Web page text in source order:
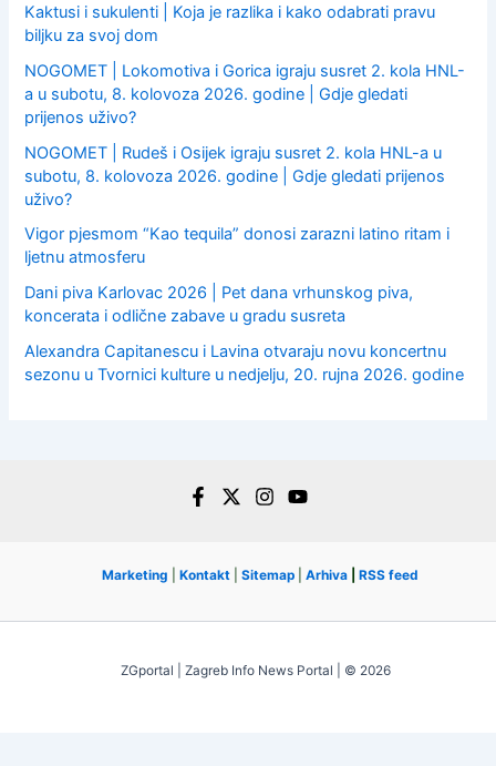
Kaktusi i sukulenti | Koja je razlika i kako odabrati pravu
biljku za svoj dom
NOGOMET | Lokomotiva i Gorica igraju susret 2. kola HNL-
a u subotu, 8. kolovoza 2026. godine | Gdje gledati
prijenos uživo?
NOGOMET | Rudeš i Osijek igraju susret 2. kola HNL-a u
subotu, 8. kolovoza 2026. godine | Gdje gledati prijenos
uživo?
Vigor pjesmom “Kao tequila” donosi zarazni latino ritam i
ljetnu atmosferu
Dani piva Karlovac 2026 | Pet dana vrhunskog piva,
koncerata i odlične zabave u gradu susreta
Alexandra Capitanescu i Lavina otvaraju novu koncertnu
sezonu u Tvornici kulture u nedjelju, 20. rujna 2026. godine
Marketing Kontakt Sitemap Arhiva RSS feed
ZGportal | Zagreb Info News Portal | © 2026